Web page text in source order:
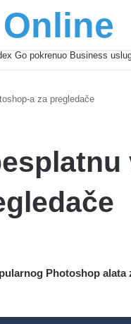
Go pokrenuo Business
a za pregledače
Photoshop alata